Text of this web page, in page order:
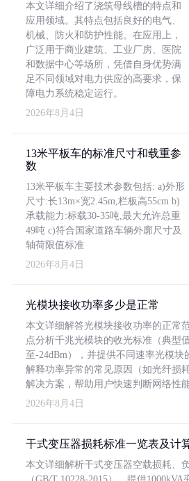
本文详细介绍了浇筑母线槽的特点和
应用领域。其特点包括良好的电气、
机械、防火和防护性能。在应用上，
广泛用于商业建筑、工业厂房、医院
和数据中心等场所，凭借自身优势满
足不同领域对电力供应的高要求，保
障电力系统稳定运行。
2026年8月4日
13米平板车的标准尺寸和载重参
数
13米平板车主要技术参数包括: a)外形
尺寸:长13m×宽2.45m,栏板高55cm b)
承载能力:标载30-35吨,最大允许总重
49吨 c)符合国家道路车辆外廓尺寸及
轴荷限值标准
2026年8月4日
光模块接收功率多少是正常
本文详细解答光模块接收功率的正常
点分析千兆光模块的收光标准（典型
至-24dBm），并提供不同速率光模块
解释功率异常的常见原因（如光纤损
解决方案，帮助用户快速判断网络性能
2026年8月4日
干式变压器损耗标准一览表及计
本文详细解析干式变压器空载损耗、